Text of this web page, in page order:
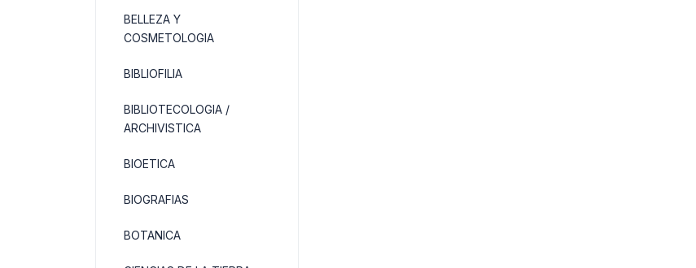
BELLEZA Y
COSMETOLOGIA
BIBLIOFILIA
BIBLIOTECOLOGIA /
ARCHIVISTICA
BIOETICA
BIOGRAFIAS
BOTANICA